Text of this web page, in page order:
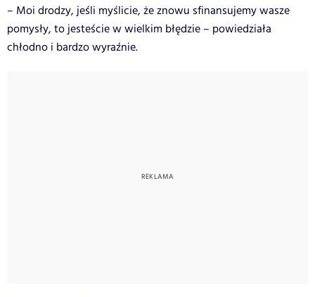
– Moi drodzy, jeśli myślicie, że znowu sfinansujemy wasze
pomysły, to jesteście w wielkim błędzie – powiedziała
chłodno i bardzo wyraźnie.